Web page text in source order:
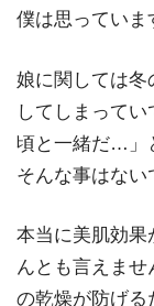
僕は思っていま
娘に関しては冬
してしまって
頃と一緒だ…」
そんな事はない
本当に美肌効果
んとも言えませ
の乾燥が防げる